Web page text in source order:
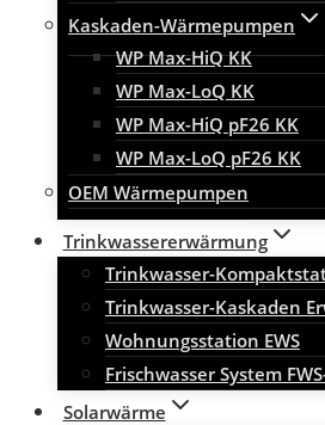
Kaskaden-Wärmepumpen
WP Max-HiQ KK
WP Max-LoQ KK
WP Max-HiQ pF26 KK
WP Max-LoQ pF26 KK
OEM Wärmepumpen
Trinkwassererwärmung
Trinkwasser-
Trinkwasser-Kaskaden
Wohnungsstation EWS
Frischwasser System
Solarwärme